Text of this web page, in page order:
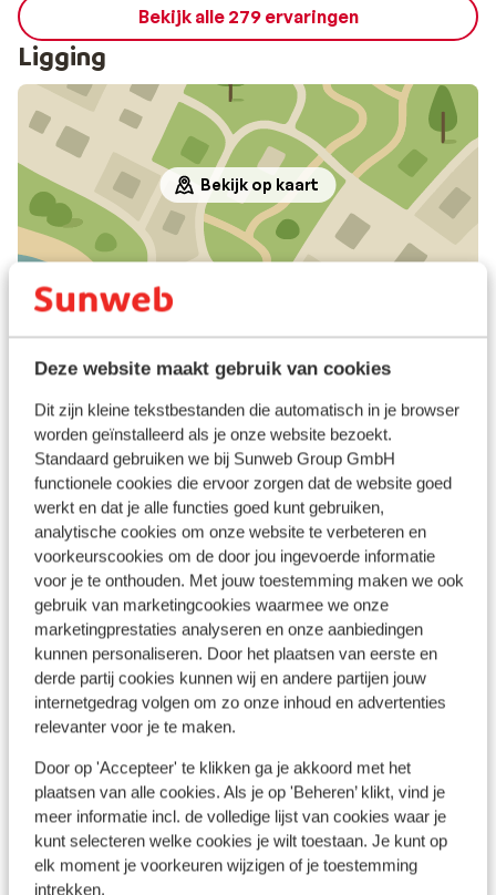
Deze website maakt gebruik van cookies
Dit zijn kleine tekstbestanden die automatisch in je browser
worden geïnstalleerd als je onze website bezoekt.
Standaard gebruiken we bij Sunweb Group GmbH
functionele cookies die ervoor zorgen dat de website goed
werkt en dat je alle functies goed kunt gebruiken,
analytische cookies om onze website te verbeteren en
voorkeurscookies om de door jou ingevoerde informatie
voor je te onthouden. Met jouw toestemming maken we ook
gebruik van marketingcookies waarmee we onze
marketingprestaties analyseren en onze aanbiedingen
kunnen personaliseren. Door het plaatsen van eerste en
derde partij cookies kunnen wij en andere partijen jouw
internetgedrag volgen om zo onze inhoud en advertenties
relevanter voor je te maken.
Door op 'Accepteer' te klikken ga je akkoord met het
plaatsen van alle cookies. Als je op 'Beheren’ klikt, vind je
meer informatie incl. de volledige lijst van cookies waar je
kunt selecteren welke cookies je wilt toestaan. Je kunt op
elk moment je voorkeuren wijzigen of je toestemming
intrekken.
Bekijk alle 279 ervaringen
Ligging
Bekijk op kaart
In de buurt
Strand: 100 m
Centrum: 500 m
Bushalte: 100 m
Pinautomaat: 300 m
Winkels: 50 m
(Mini)supermarkt: 50 m
Restaurant: 50 m
Ook interessant voor jou